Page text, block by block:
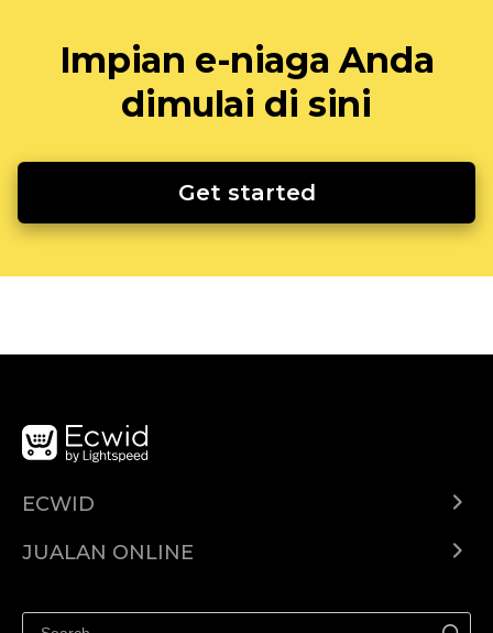
Impian e-niaga Anda
dimulai di sini
Get started
ECWID
Pusat Bantuan
JUALAN ONLINE
Jualan di Facebook